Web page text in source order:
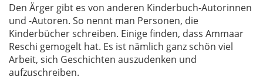
Den Ärger gibt es von anderen Kinderbuch-Autorinnen
und -Autoren. So nennt man Personen, die
Kinderbücher schreiben. Einige finden, dass Ammaar
Reschi gemogelt hat. Es ist nämlich ganz schön viel
Arbeit, sich Geschichten auszudenken und
aufzuschreiben.